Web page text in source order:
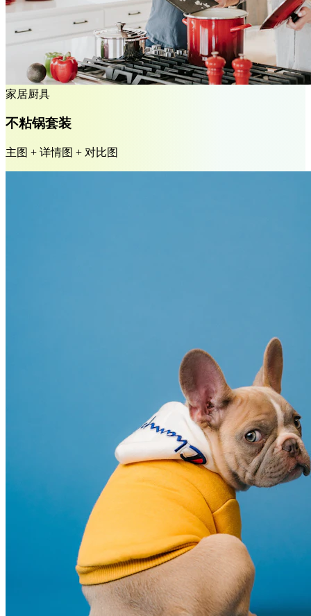
家居厨具
不粘锅套装
主图 + 详情图 + 对比图